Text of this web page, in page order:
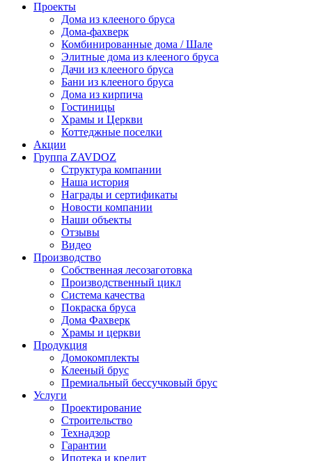
Проекты
Дома из клееного бруса
Дома-фахверк
Комбинированные дома / Шале
Элитные дома из клееного бруса
Дачи из клееного бруса
Бани из клееного бруса
Дома из кирпича
Гостиницы
Храмы и Церкви
Коттеджные поселки
Акции
Группа ZAVDOZ
Структура компании
Наша история
Награды и сертификаты
Новости компании
Наши объекты
Отзывы
Видео
Производство
Собственная лесозаготовка
Производственный цикл
Система качества
Покраска бруса
Дома Фахверк
Храмы и церкви
Продукция
Домокомплекты
Клееный брус
Премиальный бессучковый брус
Услуги
Проектирование
Строительство
Технадзор
Гарантии
Ипотека и кредит